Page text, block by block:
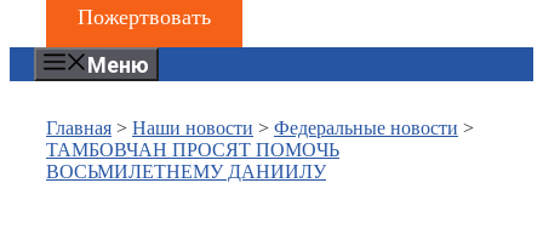
Пожертвовать
Меню
Главная > Наши новости > Федеральные новости >
ТАМБОВЧАН ПРОСЯТ ПОМОЧЬ
ВОСЬМИЛЕТНЕМУ ДАНИИЛУ